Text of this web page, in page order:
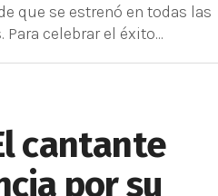
que se estrenó en todas las
celebrar el éxito...
cantante
por su